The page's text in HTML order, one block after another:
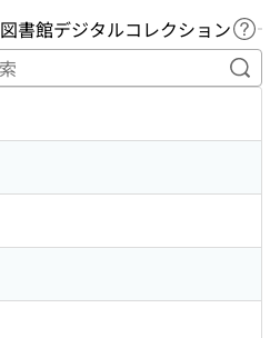
書館デジタルコレクション ヘ
キ